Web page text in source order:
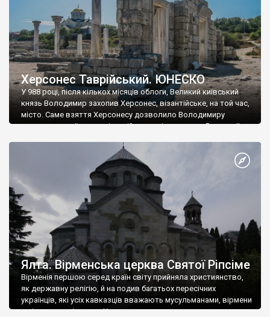
Херсонес Таврійський. ЮНЕСКО
У 988 році, після кількох місяців облоги, Великий київський
князь Володимир захопив Херсонес, візантійське, на той час,
місто. Саме взяття Херсонесу дозволило Володимиру
диктувати свої умови візантійському імператору Василю ІІ, та
Херсонесі Володимир-язичник, став Василем-християнином.
А потім було Хрещення Русі. На честь Херсонесу Таврійського
Ялта. Вірменська церква Святої Ріпсіме
Вірменія першою серед країн світу прийняла християнство,
як державну релігію, й на подив багатьох пересічних
українців, які усіх кавказців вважають мусульманами, вірмени
є відданими вірянами Христа